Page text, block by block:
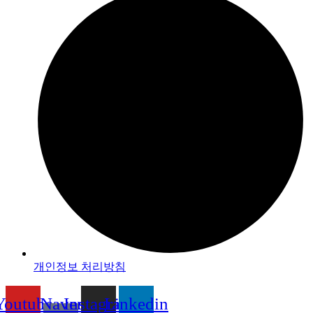
개인정보 처리방침
NaverInstagramLinkedin